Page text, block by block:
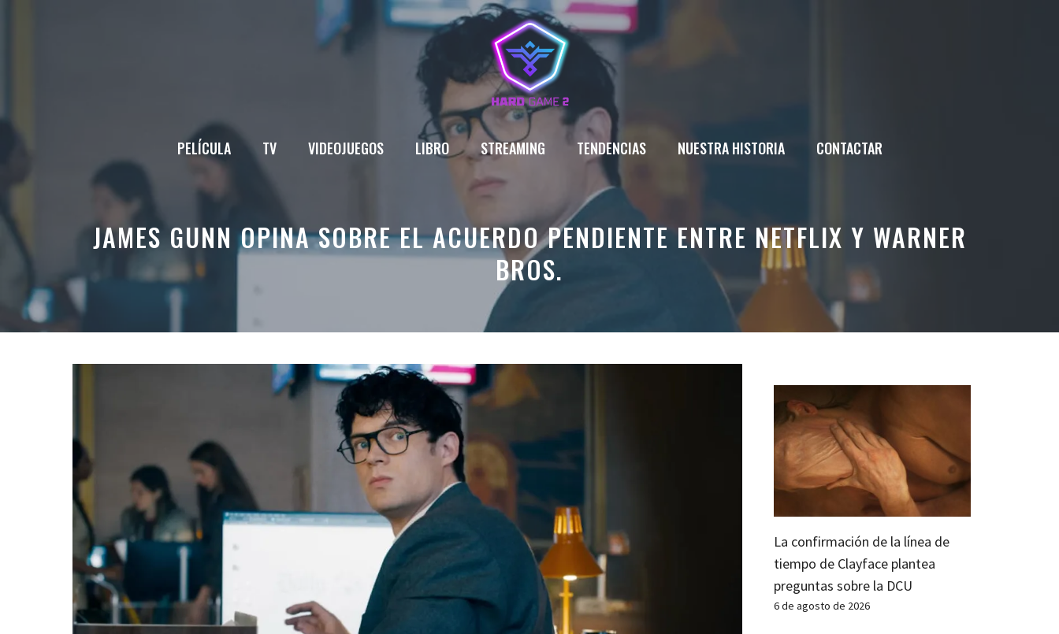
PELÍCULA TV VIDEOJUEGOS LIBRO STREAMING TENDENCIAS NUESTRA HISTORIA CONTACTAR
JAMES GUNN OPINA SOBRE EL ACUERDO PENDIENTE ENTRE NETFLIX Y WARNER
BROS.
La confirmación de la línea de
tiempo de Clayface plantea
preguntas sobre la DCU
6 de agosto de 2026